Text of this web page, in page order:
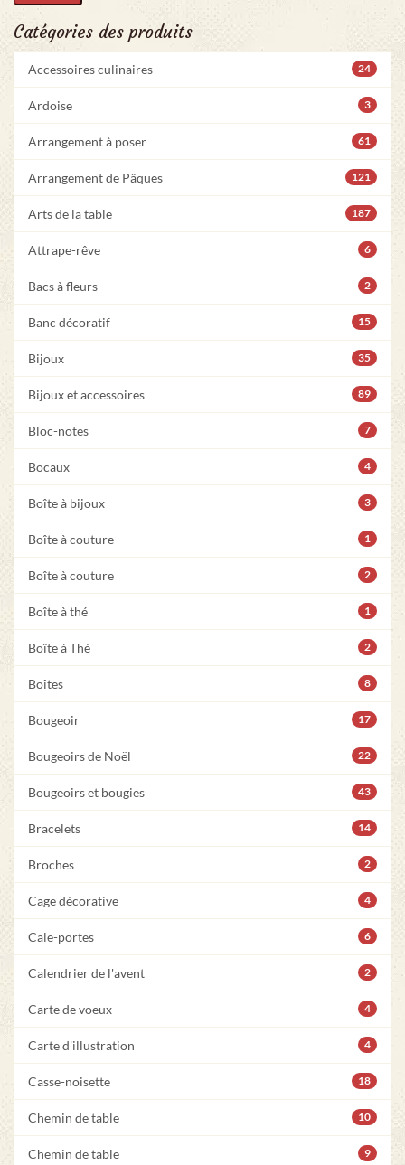
Catégories des produits
Accessoires culinaires 24
Ardoise 3
Arrangement à poser 61
Arrangement de Pâques 121
Arts de la table 187
Attrape-rêve 6
Bacs à fleurs 2
Banc décoratif 15
Bijoux 35
Bijoux et accessoires 89
Bloc-notes 7
Bocaux 4
Boîte à bijoux 3
Boîte à couture 1
Boîte à couture 2
Boîte à thé 1
Boîte à Thé 2
Boîtes 8
Bougeoir 17
Bougeoirs de Noël 22
Bougeoirs et bougies 43
Bracelets 14
Broches 2
Cage décorative 4
Cale-portes 6
Calendrier de l'avent 2
Carte de voeux 4
Carte d'illustration 4
Casse-noisette 18
Chemin de table 10
Chemin de table 9